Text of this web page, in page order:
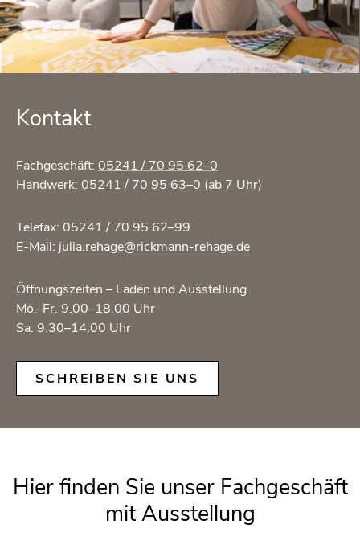
Kon­takt
Fach­ge­schäft: 05241 / 70 95 62–0
Hand­werk: 05241 / 70 95 63–0 (ab 7 Uhr)
Te­le­fax: 05241 / 70 95 62–99
E-Mail: julia.​rehage@​rickmann-​rehage.​de
Öff­nungs­zei­ten – Laden und Aus­stel­lung
Mo.–Fr. 9.00–18.00 Uhr
Sa. 9.30–14.00 Uhr
SCHREI­BEN SIE UNS
Hier fin­den Sie unser Fach­ge­schäft
mit Aus­stel­lung